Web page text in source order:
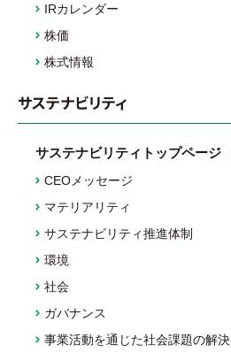
IRカレンダー
株価
株式情報
サステナビリティ
サステナビリティトップページ
CEOメッセージ
マテリアリティ
サステナビリティ推進体制
環境
社会
ガバナンス
事業活動を通じた社会課題の解決